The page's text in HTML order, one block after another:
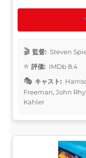
監督: Steven
評価: IMDb 8.4
キャスト:
Freeman, John
Kahler